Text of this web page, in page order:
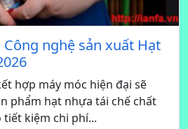
nghệ sản xuất Hạt
hợp máy móc hiện đại sẽ
phẩm hạt nhựa tái chế chất
kiệm chi phí...